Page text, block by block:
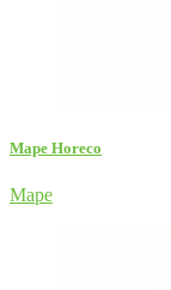
Mape Horeco
Mape